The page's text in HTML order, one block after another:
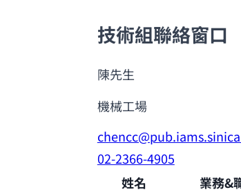
技術組聯絡窗口
陳先生
機械工場
02-2366-4905
姓名
業務&